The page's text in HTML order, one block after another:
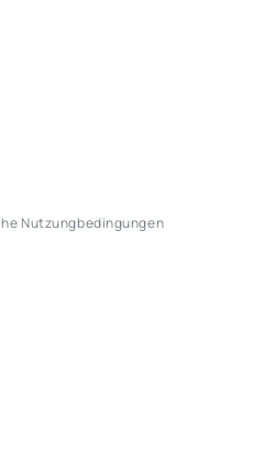
Nutzungbedingungen